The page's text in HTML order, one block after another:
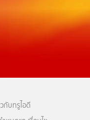
กับทรูไอดี